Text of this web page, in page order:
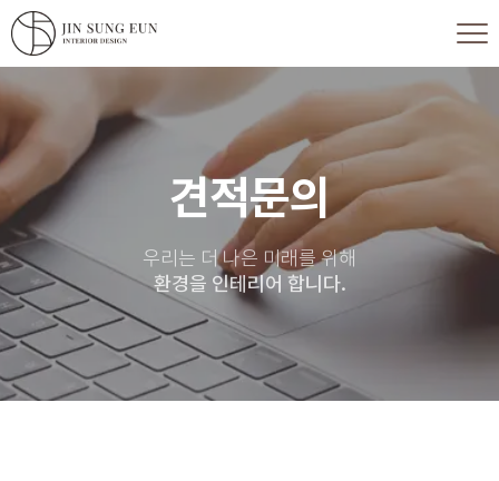
견적문의
우리는 더 나은 미래를 위해
환경을 인테리어 합니다.